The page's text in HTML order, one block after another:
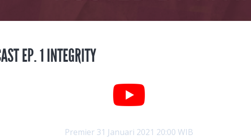
EP. 1 INTEGRITY
Premier 31 Januari 2021 20:00 WIB